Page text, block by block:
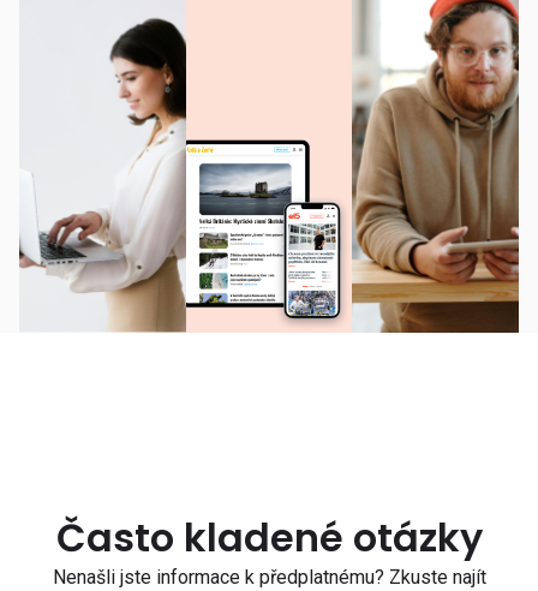
Často kladené otázky
Nenašli jste informace k předplatnému? Zkuste najít